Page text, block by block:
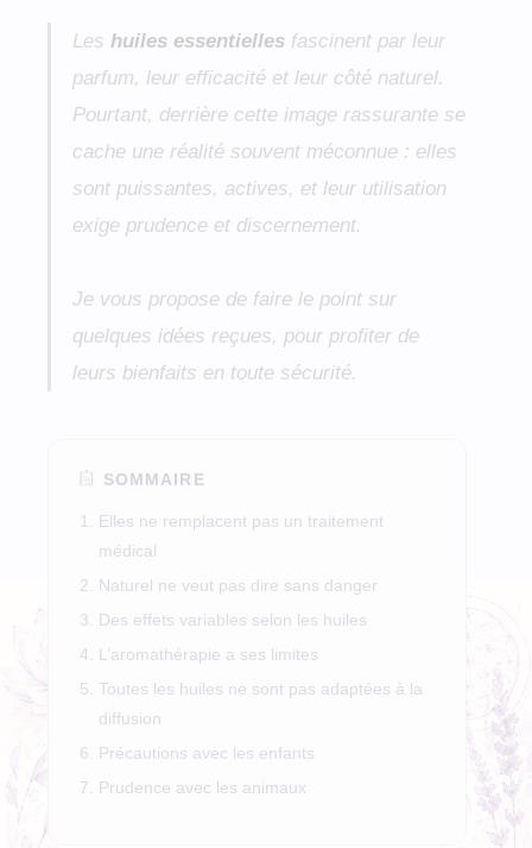
Les huiles essentielles fascinent par leur
parfum, leur efficacité et leur côté naturel.
Pourtant, derrière cette image rassurante se
cache une réalité souvent méconnue : elles
sont puissantes, actives, et leur utilisation
exige prudence et discernement.
Je vous propose de faire le point sur
quelques idées reçues, pour profiter de
leurs bienfaits en toute sécurité.
SOMMAIRE
Elles ne remplacent pas un traitement
médical
Naturel ne veut pas dire sans danger
Des effets variables selon les huiles
L’aromathérapie a ses limites
Toutes les huiles ne sont pas adaptées à la
diffusion
Précautions avec les enfants
Prudence avec les animaux